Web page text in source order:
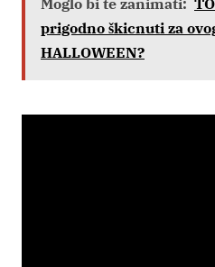
Moglo bi te zanimati:
prigodno škicnuti za
HALLOWEEN?